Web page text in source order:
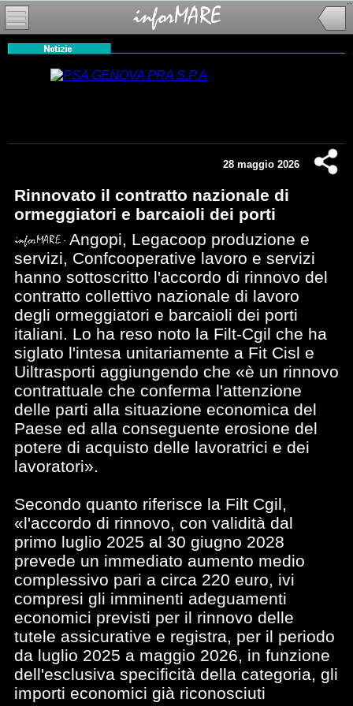
28 maggio 2026
Rinnovato il contratto nazionale di
ormeggiatori e barcaioli dei porti
Angopi, Legacoop produzione e
servizi, Confcooperative lavoro e servizi
hanno sottoscritto l'accordo di rinnovo del
contratto collettivo nazionale di lavoro
degli ormeggiatori e barcaioli dei porti
italiani. Lo ha reso noto la Filt-Cgil che ha
siglato l'intesa unitariamente a Fit Cisl e
Uiltrasporti aggiungendo che «è un rinnovo
contrattuale che conferma l'attenzione
delle parti alla situazione economica del
Paese ed alla conseguente erosione del
potere di acquisto delle lavoratrici e dei
lavoratori».
Secondo quanto riferisce la Filt Cgil,
«l'accordo di rinnovo, con validità dal
primo luglio 2025 al 30 giugno 2028
prevede un immediato aumento medio
complessivo pari a circa 220 euro, ivi
compresi gli imminenti adeguamenti
economici previsti per il rinnovo delle
tutele assicurative e registra, per il periodo
da luglio 2025 a maggio 2026, in funzione
dell'esclusiva specificità della categoria, gli
importi economici già riconosciuti